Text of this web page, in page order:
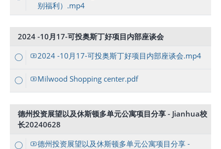
别福利）.mp4
2024 -10月17-可投奥斯丁好项目内部座谈会
2024 -10月17-可投奥斯丁好项目内部座谈会.mp4
Milwood Shopping center.pdf
德州投资展望以及休斯顿多单元公寓项目分享 - Jianhua校
长20240628
德州投资展望以及休斯顿多单元公寓项目分享 -